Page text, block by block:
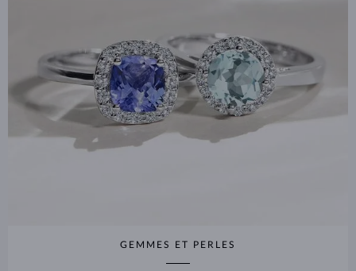
GEMMES ET PERLES